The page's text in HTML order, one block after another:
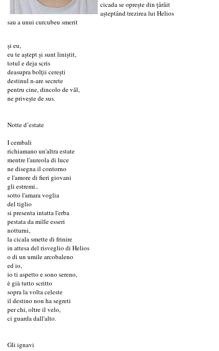
cicada se oprește din țârâit
așteptând trezirea lui Helios
sau a unui curcubeu smerit
și eu,
eu te aștept și sunt liniștit,
totul e deja scris
deasupra bolții cerești
destinul n-are secrete
pentru cine, dincolo de văl,
ne privește de sus.
Notte d’estate
I cembali
richiamano un'altra estate
mentre l'aureola di luce
ne disegna il contorno
e l'amore di fieri giovani
gli estremi..
sotto l'amara voglia
del tiglio
si presenta intatta l'erba
pestata da mille esseri
notturni,
la cicala smette di frinire
in attesa del risveglio di Helios
o di un umile arcobaleno
ed io,
io ti aspetto e sono sereno,
è già tutto scritto
sopra la volta celeste
il destino non ha segreti
per chi, oltre il velo,
ci guarda dall'alto.
Gli ignavi